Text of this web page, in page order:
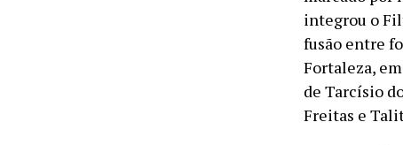
integrou o
fusão entre
Fortaleza,
de Tarcísio
Freitas e